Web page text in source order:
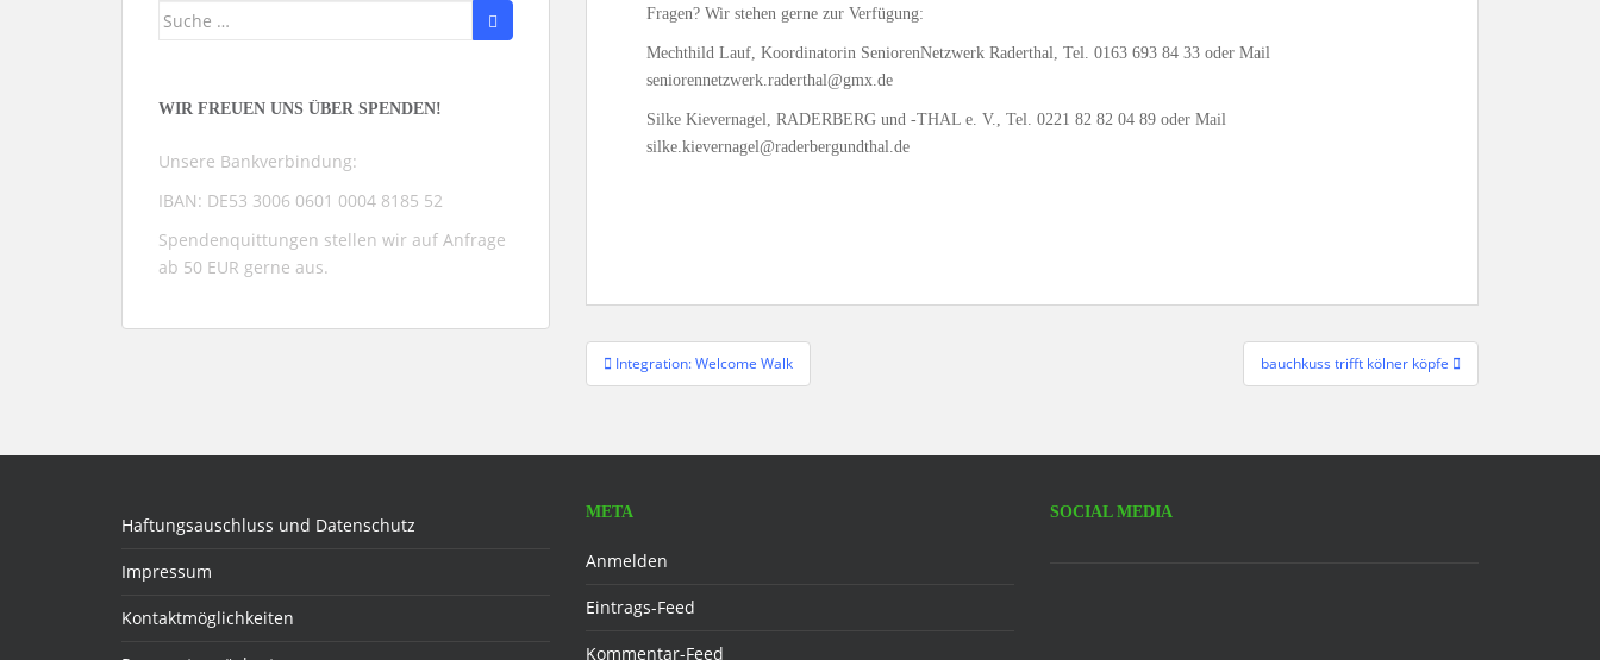
Fragen? Wir stehen gerne zur Verfügung:
Mechthild Lauf, Koordinatorin SeniorenNetzwerk Raderthal, Tel. 0163 693 84 33 oder Mail
seniorennetzwerk.raderthal@gmx.de
Silke Kievernagel, RADERBERG und -THAL e. V., Tel. 0221 82 82 04 89 oder Mail
silke.kievernagel@raderbergundthal.de
Beitragsnavigation
Integration: Welcome Walk bauchkuss trifft kölner köpfe
Suche
WIR FREUEN UNS ÜBER SPENDEN!
Unsere Bankverbindung:
IBAN: DE53 3006 0601 0004 8185 52
Spendenquittungen stellen wir auf Anfrage
ab 50 EUR gerne aus.
Haftungsauschluss und Datenschutz
Impressum
Kontaktmöglichkeiten
META
Anmelden
Eintrags-Feed
Kommentar-Feed
SOCIAL MEDIA